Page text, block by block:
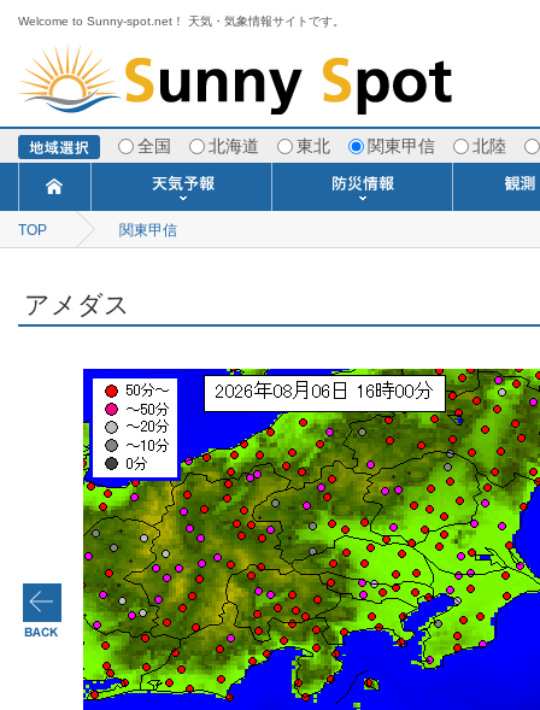
Welcome to Sunny-spot.net！ 天気・気象情報サイトです。
全国 北海道 東北 関東甲信 北陸
TOPICS
分布予報
今日明日の天気
ポイント予報
週間天気予報
1ヶ月予報
3ヶ月予報
寒・暖候期予報
世界の天気
海上予報
TOP 関東甲信
アメダス